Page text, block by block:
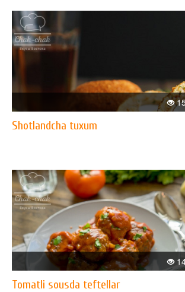
Shotlandcha tuxum
Tomatli sousda teftellar